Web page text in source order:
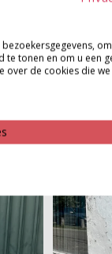
tonen en om u een
over de cookies die we